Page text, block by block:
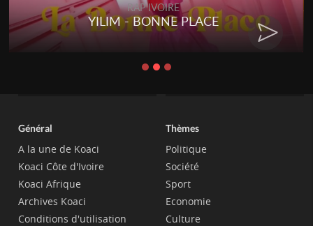
RAP IVOIRE
RENARD BARAKISSA - DOS DE
CHAT
Général
A la une de Koaci
Koaci Côte d'Ivoire
Koaci Afrique
Archives Koaci
Conditions d'utilisation
Thèmes
Politique
Société
Sport
Economie
Culture